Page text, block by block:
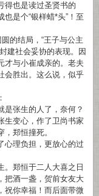
得也是读过圣贤书的
是个“银样蜡*头”！至
的结局，“王子与公主
建社会妥协的表现。因
才与小崔成亲的。老夫
会胜出。这么说，似乎
张生的人了，奈何？
生变心，作了卫尚书家
郑恒撞死。
理负担，更放心的过
郑恒于二人大喜之日
把酒一盏，贺前女友大
祝你幸福！而后面带微